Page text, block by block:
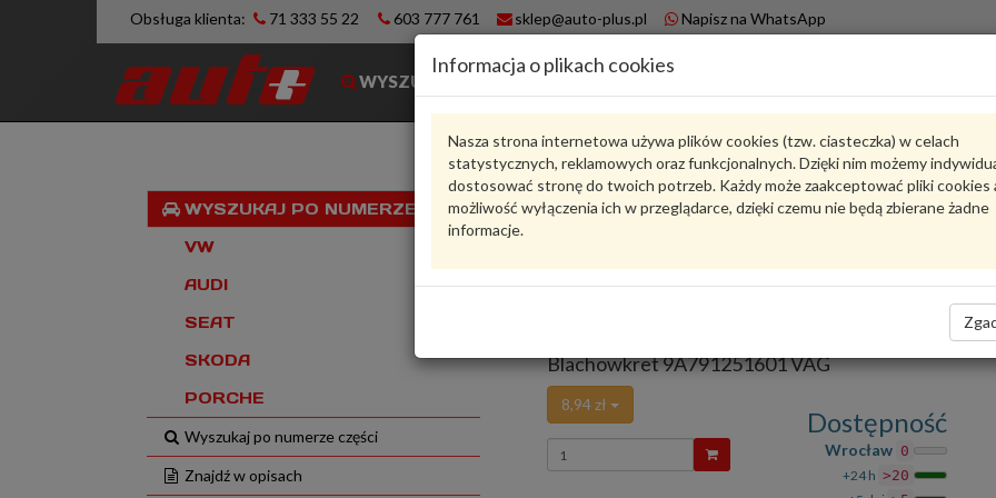
Obsługa klienta: 71 333 55 22 603 777 761 sklep@auto-plus.pl Napisz na WhatsApp
WYSZUKIWARKA
Informacja o plikach cookies
Nasza strona internetowa używa plików cookies (tzw. ciasteczka) w celach
statystycznych, reklamowych oraz funkcjonalnych. Dzięki nim możemy
dostosować stronę do twoich potrzeb. Każdy może zaakceptować pliki cookies
możliwość wyłączenia ich w przeglądarce, dzięki czemu nie będą zbierane żadne
informacje.
WYSZUKAJ PO NUMERZE VIN
VW
AUDI
SEAT
SKODA
PORCHE
Wyszukaj po numerze części
Znajdź w opisach
Karta produktu
VAG - produkt oryginalny VW AUDI SEAT SKODA
, oddano głosów:1
Blachowkret 9A791251601 VAG
8,94 zł
Wprowadź
ilość
Dostępność
Wrocław 0
+24 h >20